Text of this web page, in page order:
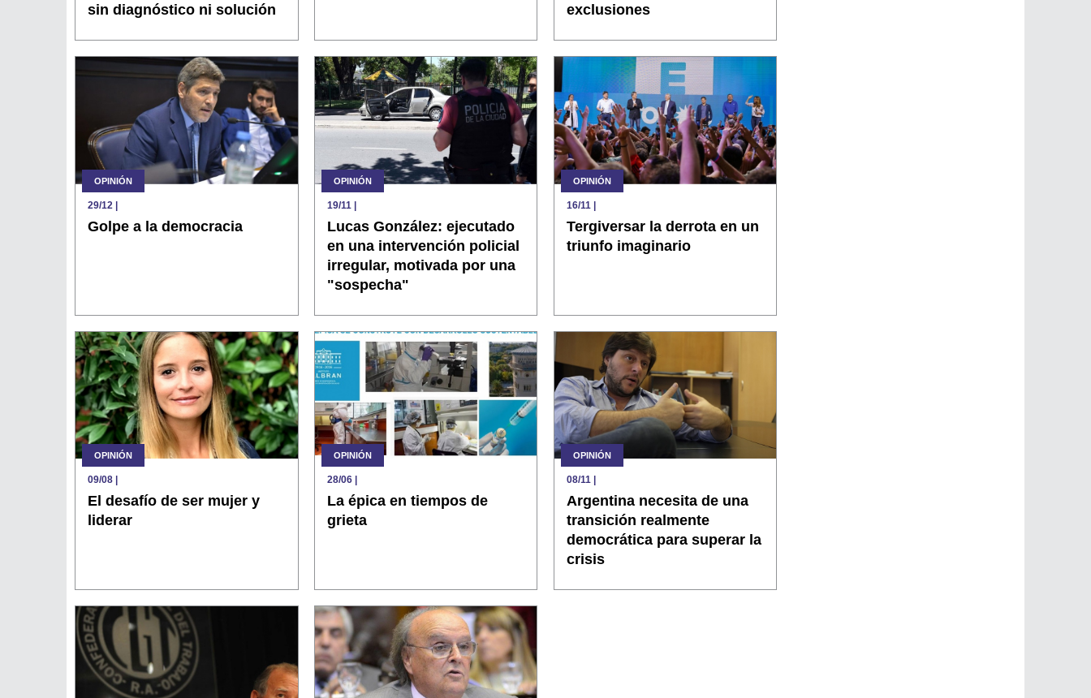
sin diagnóstico ni solución
exclusiones
OPINIÓN
29/12 |
Golpe a la democracia
OPINIÓN
19/11 |
Lucas González: ejecutado
en una intervención policial
irregular, motivada por una
"sospecha"
OPINIÓN
16/11 |
Tergiversar la derrota en un
triunfo imaginario
OPINIÓN
09/08
El desafío de ser mujer y
liderar
OPINIÓN
28/06|
La épica en tiempos de
grieta
OPINIÓN
08/11|
Argentina necesita de una
transición realmente
democrática para superar la
crisis